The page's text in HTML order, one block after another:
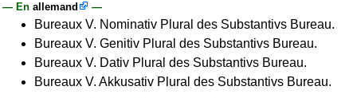
— En allemand —
Bureaux V. Nominativ Plural des Substantivs Bureau.
Bureaux V. Genitiv Plural des Substantivs Bureau.
Bureaux V. Dativ Plural des Substantivs Bureau.
Bureaux V. Akkusativ Plural des Substantivs Bureau.